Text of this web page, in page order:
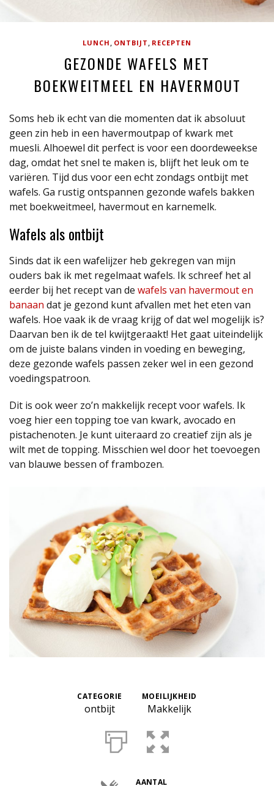
LUNCH , ONTBIJT , RECEPTEN
GEZONDE WAFELS MET
BOEKWEITMEEL EN HAVERMOUT
Soms heb ik echt van die momenten dat ik absoluut
geen zin heb in een havermoutpap of kwark met
muesli. Alhoewel dit perfect is voor een doordeweekse
dag, omdat het snel te maken is, blijft het leuk om te
variëren. Tijd dus voor een echt zondags ontbijt met
wafels. Ga rustig ontspannen gezonde wafels bakken
met boekweitmeel, havermout en karnemelk.
Wafels als ontbijt
Sinds dat ik een wafelijzer heb gekregen van mijn
ouders bak ik met regelmaat wafels. Ik schreef het al
eerder bij het recept van de wafels van havermout en
banaan dat je gezond kunt afvallen met het eten van
wafels. Hoe vaak ik de vraag krijg of dat wel mogelijk is?
Daarvan ben ik de tel kwijtgeraakt! Het gaat uiteindelijk
om de juiste balans vinden in voeding en beweging,
deze gezonde wafels passen zeker wel in een gezond
voedingspatroon.
Dit is ook weer zo’n makkelijk recept voor wafels. Ik
voeg hier een topping toe van kwark, avocado en
pistachenoten. Je kunt uiteraard zo creatief zijn als je
wilt met de topping. Misschien wel door het toevoegen
van blauwe bessen of frambozen.
CATEGORIE
ontbijt
MOEILIJKHEID
Makkelijk
AANTAL